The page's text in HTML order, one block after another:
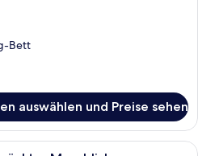
Bett
auswählen und Preise sehen
Luftaufnahme eines Strandresorts